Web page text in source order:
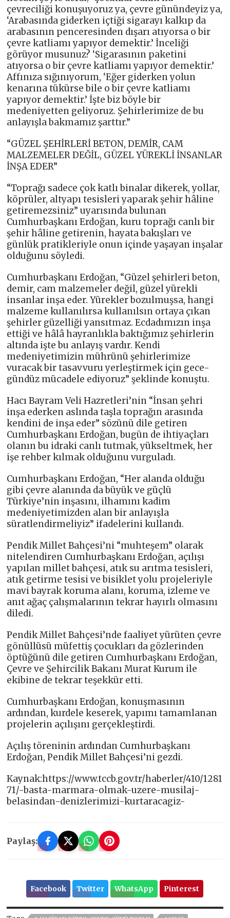
çevreciliği konuşuyoruz ya, çevre günündeyiz ya,
‘Arabasında giderken içtiği sigarayı kalkıp da
arabasının penceresinden dışarı atıyorsa o bir
çevre katliamı yapıyor demektir.’ İnceliği
görüyor musunuz? ‘Sigarasının paketini
atıyorsa o bir çevre katliamı yapıyor demektir.’
Affınıza sığınıyorum, ‘Eğer giderken yolun
kenarına tükürse bile o bir çevre katliamı
yapıyor demektir.’ İşte biz böyle bir
medeniyetten geliyoruz. Şehirlerimize de bu
anlayışla bakmamız şarttır.”
“GÜZEL ŞEHİRLERİ BETON, DEMİR, CAM
MALZEMELER DEĞİL, GÜZEL YÜREKLİ İNSANLAR
İNŞA EDER”
“Toprağı sadece çok katlı binalar dikerek, yollar,
köprüler, altyapı tesisleri yaparak şehir hâline
getiremezsiniz” uyarısında bulunan
Cumhurbaşkanı Erdoğan, kuru toprağı canlı bir
şehir hâline getirenin, hayata bakışları ve
günlük pratikleriyle onun içinde yaşayan inşalar
olduğunu söyledi.
Cumhurbaşkanı Erdoğan, “Güzel şehirleri beton,
demir, cam malzemeler değil, güzel yürekli
insanlar inşa eder. Yürekler bozulmuşsa, hangi
malzeme kullanılırsa kullanılsın ortaya çıkan
şehirler güzelliği yansıtmaz. Ecdadımızın inşa
ettiği ve hâlâ hayranlıkla baktığımız şehirlerin
altında işte bu anlayış vardır. Kendi
medeniyetimizin mührünü şehirlerimize
vuracak bir tasavvuru yerleştirmek için gece-
gündüz mücadele ediyoruz” şeklinde konuştu.
Hacı Bayram Veli Hazretleri’nin “İnsan şehri
inşa ederken aslında taşla toprağın arasında
kendini de inşa eder” sözünü dile getiren
Cumhurbaşkanı Erdoğan, bugün de ihtiyaçları
olanın bu idraki canlı tutmak, yükseltmek, her
işe rehber kılmak olduğunu vurguladı.
Cumhurbaşkanı Erdoğan, “Her alanda olduğu
gibi çevre alanında da büyük ve güçlü
Türkiye’nin inşasını, ilhamını kadim
medeniyetimizden alan bir anlayışla
süratlendirmeliyiz” ifadelerini kullandı.
Pendik Millet Bahçesi’ni “muhteşem” olarak
nitelendiren Cumhurbaşkanı Erdoğan, açılışı
yapılan millet bahçesi, atık su arıtma tesisleri,
atık getirme tesisi ve bisiklet yolu projeleriyle
mavi bayrak koruma alanı, koruma, izleme ve
anıt ağaç çalışmalarının tekrar hayırlı olmasını
diledi.
Pendik Millet Bahçesi’nde faaliyet yürüten çevre
gönüllüsü müfettiş çocukları da gözlerinden
öptüğünü dile getiren Cumhurbaşkanı Erdoğan,
Çevre ve Şehircilik Bakanı Murat Kurum ile
ekibine de tekrar teşekkür etti.
Cumhurbaşkanı Erdoğan, konuşmasının
ardından, kurdele keserek, yapımı tamamlanan
projelerin açılışını gerçekleştirdi.
Açılış töreninin ardından Cumhurbaşkanı
Erdoğan, Pendik Millet Bahçesi’ni gezdi.
Kaynak:https://www.tccb.gov.tr/haberler/410/1281
71/-basta-marmara-olmak-uzere-musilaj-
belasindan-denizlerimizi-kurtaracagiz-
Paylaş:
Facebook Twitter WhatsApp Pinterest